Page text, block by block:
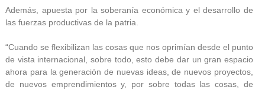
Además, apuesta por la soberanía económica y el desarrollo de
las fuerzas productivas de la patria.
“Cuando se flexibilizan las cosas que nos oprimían desde el punto
de vista internacional, sobre todo, esto debe dar un gran espacio
ahora para la generación de nuevas ideas, de nuevos proyectos,
de nuevos emprendimientos y, por sobre todas las cosas, de